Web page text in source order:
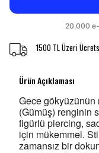
1500 TL Üzeri
Ürün Açıklaması
Gece
(Gümüş) renginin
figürlü piercing,
için mükemmel.
zamansız bir